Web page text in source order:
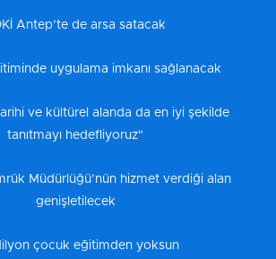
Antep’te de arsa satacak
uygulama imkanı sağlanacak
ve kültürel alanda da en iyi şekilde
tanıtmayı hedefliyoruz"
Müdürlüğü’nün hizmet verdiği alan
genişletilecek
çocuk eğitimden yoksun